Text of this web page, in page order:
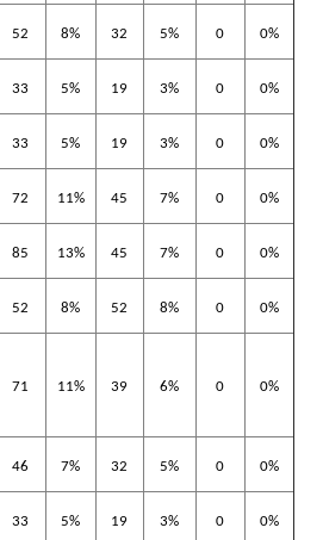
52 8% 32 5% 0 0%
33 5% 19 3% 0 0%
33 5% 19 3% 0 0%
72 11% 45 7% 0 0%
85 13% 45 7% 0 0%
52 8% 52 8% 0 0%
71 11% 39 6% 0 0%
46 7% 32 5% 0 0%
33 5% 19 3% 0 0%